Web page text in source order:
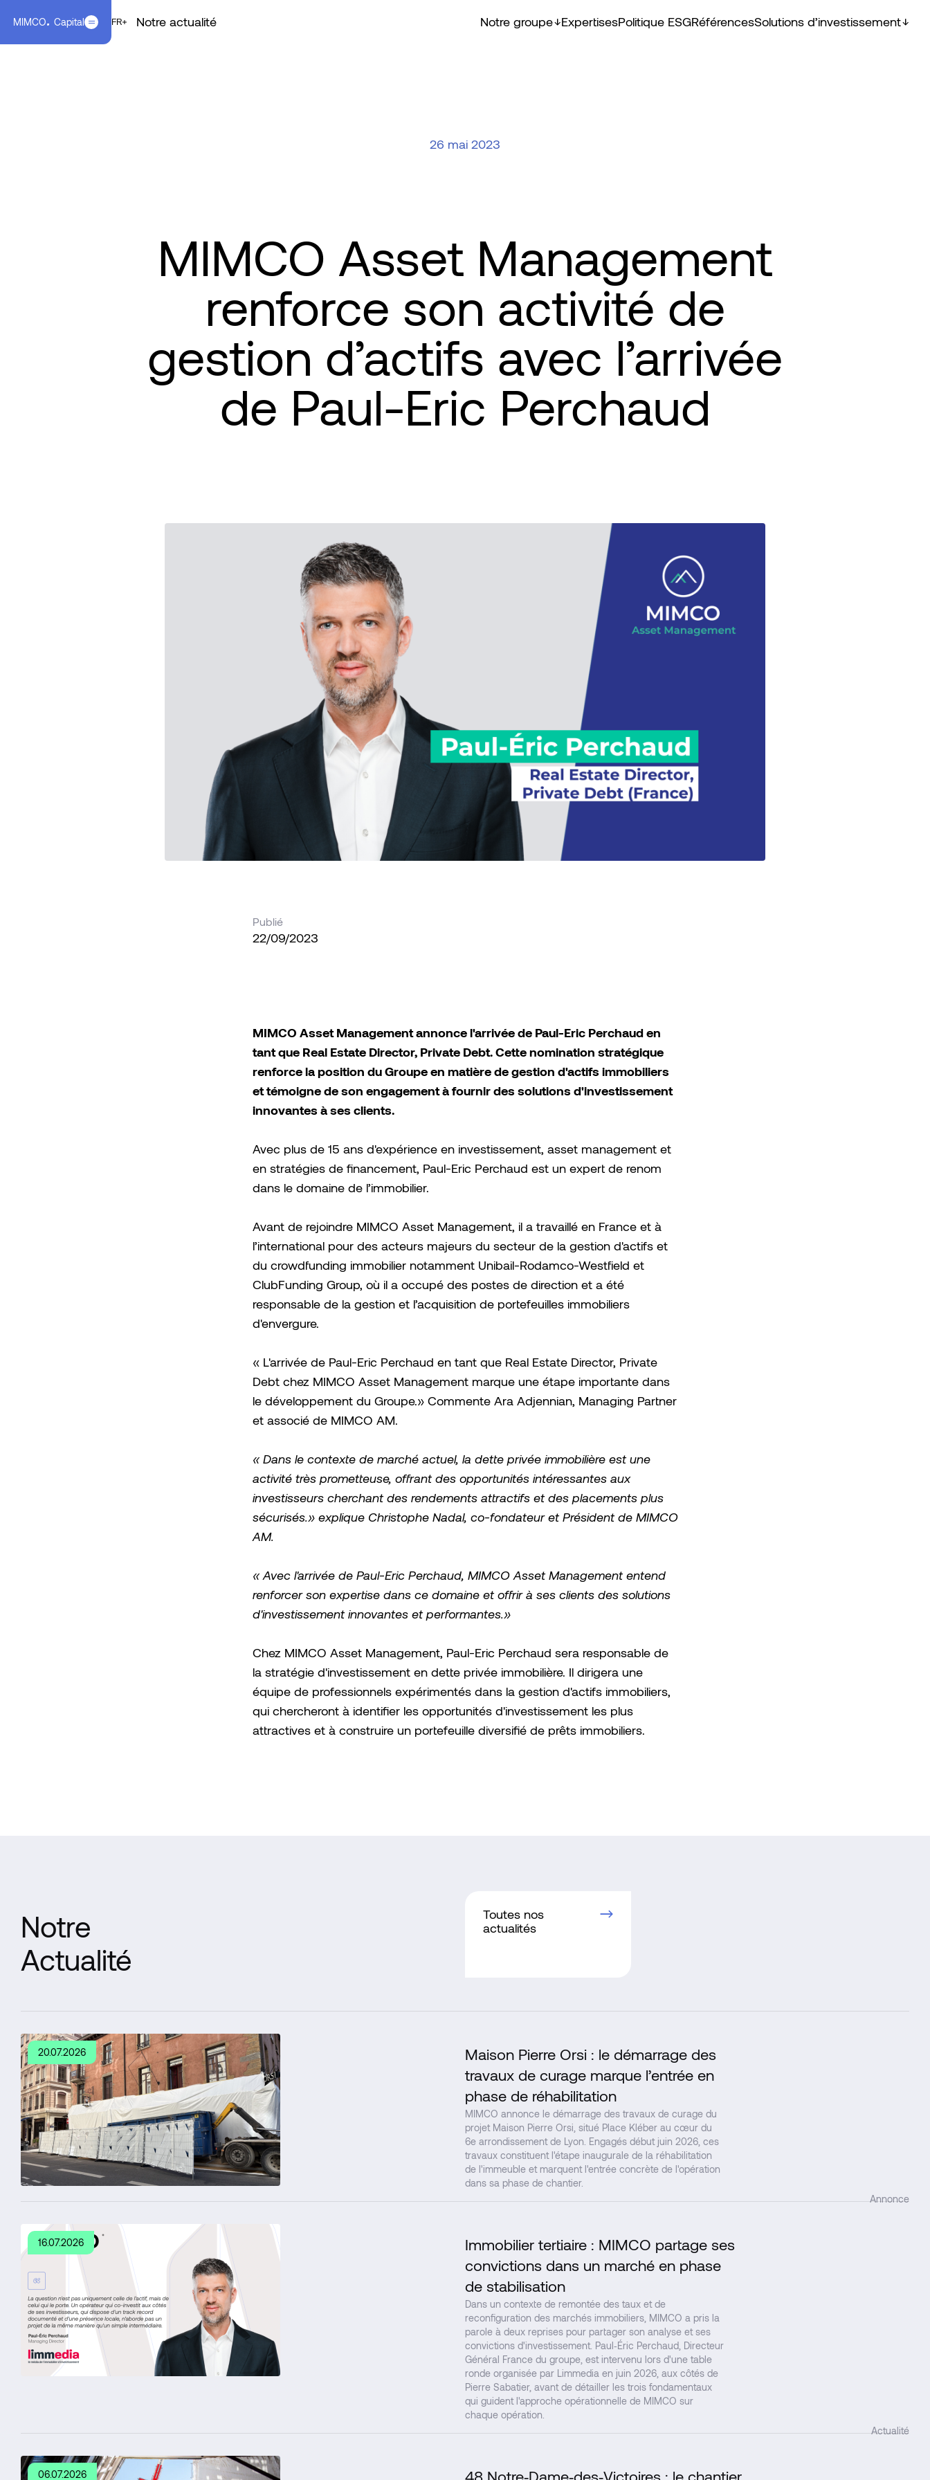
MIMCO Capital FR
ENFR Notre actualité Notre groupe ExpertisesPolitique ESGRéférencesSolutions d’investissement
26 mai 2023
MIMCO Asset Management
renforce son activité de
gestion d’actifs avec l’arrivée
de Paul-Eric Perchaud
Publié
22/09/2023
MIMCO Asset Management annonce l'arrivée de Paul-Eric Perchaud en
tant que Real Estate Director, Private Debt. Cette nomination stratégique
renforce la position du Groupe en matière de gestion d'actifs immobiliers
et témoigne de son engagement à fournir des solutions d'investissement
innovantes à ses clients.
Avec plus de 15 ans d'expérience en investissement, asset management et
en stratégies de financement, Paul-Eric Perchaud est un expert de renom
dans le domaine de l’immobilier.
Avant de rejoindre MIMCO Asset Management, il a travaillé en France et à
l’international pour des acteurs majeurs du secteur de la gestion d'actifs et
du crowdfunding immobilier notamment Unibail-Rodamco-Westfield et
ClubFunding Group, où il a occupé des postes de direction et a été
responsable de la gestion et l’acquisition de portefeuilles immobiliers
d'envergure.
« L'arrivée de Paul-Eric Perchaud en tant que Real Estate Director, Private
Debt chez MIMCO Asset Management marque une étape importante dans
le développement du Groupe.» Commente Ara Adjennian, Managing Partner
et associé de MIMCO AM.
« Dans le contexte de marché actuel, la dette privée immobilière est une
activité très prometteuse, offrant des opportunités intéressantes aux
investisseurs cherchant des rendements attractifs et des placements plus
sécurisés.» explique Christophe Nadal, co-fondateur et Président de MIMCO
AM.
« Avec l'arrivée de Paul-Eric Perchaud, MIMCO Asset Management entend
renforcer son expertise dans ce domaine et offrir à ses clients des solutions
d'investissement innovantes et performantes.»
Chez MIMCO Asset Management, Paul-Eric Perchaud sera responsable de
la stratégie d'investissement en dette privée immobilière. Il dirigera une
équipe de professionnels expérimentés dans la gestion d'actifs immobiliers,
qui chercheront à identifier les opportunités d'investissement les plus
attractives et à construire un portefeuille diversifié de prêts immobiliers.
Notre
Actualité
Toutes nos
actualités
20.07.2026
Maison Pierre Orsi : le démarrage des
travaux de curage marque l’entrée en
phase de réhabilitation
MIMCO annonce le démarrage des travaux de curage du
projet Maison Pierre Orsi, situé Place Kléber au cœur du
6e arrondissement de Lyon. Engagés début juin 2026, ces
travaux constituent l'étape inaugurale de la réhabilitation
de l'immeuble et marquent l'entrée concrète de l'opération
dans sa phase de chantier.
Annonce
16.07.2026
Immobilier tertiaire : MIMCO partage ses
convictions dans un marché en phase
de stabilisation
Dans un contexte de remontée des taux et de
reconfiguration des marchés immobiliers, MIMCO a pris la
parole à deux reprises pour partager son analyse et ses
convictions d'investissement. Paul‑Éric Perchaud, Directeur
Général France du groupe, est intervenu lors d'une table
ronde organisée par Limmedia en juin 2026, aux côtés de
Pierre Sabatier, avant de détailler les trois fondamentaux
qui guident l'approche opérationnelle de MIMCO sur
chaque opération.
Actualité
06.07.2026